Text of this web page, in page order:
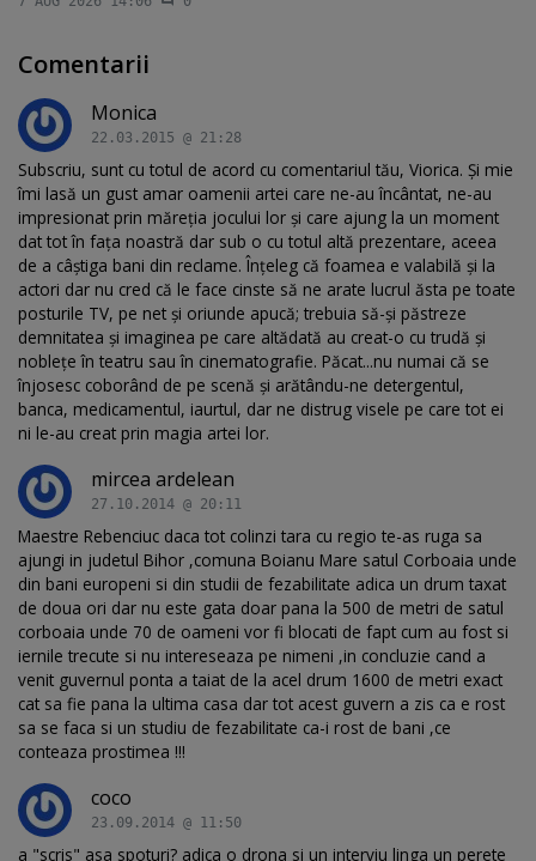
Comentarii
Monica
22.03.2015 @ 21:28
Subscriu, sunt cu totul de acord cu comentariul tău, Viorica. Și mie
îmi lasă un gust amar oamenii artei care ne-au încântat, ne-au
impresionat prin măreția jocului lor și care ajung la un moment
dat tot în fața noastră dar sub o cu totul altă prezentare, aceea
de a câștiga bani din reclame. Înțeleg că foamea e valabilă și la
actori dar nu cred că le face cinste să ne arate lucrul ăsta pe toate
posturile TV, pe net și oriunde apucă; trebuia să-și păstreze
demnitatea și imaginea pe care altădată au creat-o cu trudă și
noblețe în teatru sau în cinematografie. Păcat...nu numai că se
înjosesc coborând de pe scenă și arătându-ne detergentul,
banca, medicamentul, iaurtul, dar ne distrug visele pe care tot ei
ni le-au creat prin magia artei lor.
mircea ardelean
27.10.2014 @ 20:11
Maestre Rebenciuc daca tot colinzi tara cu regio te-as ruga sa
ajungi in judetul Bihor ,comuna Boianu Mare satul Corboaia unde
din bani europeni si din studii de fezabilitate adica un drum taxat
de doua ori dar nu este gata doar pana la 500 de metri de satul
corboaia unde 70 de oameni vor fi blocati de fapt cum au fost si
iernile trecute si nu intereseaza pe nimeni ,in concluzie cand a
venit guvernul ponta a taiat de la acel drum 1600 de metri exact
cat sa fie pana la ultima casa dar tot acest guvern a zis ca e rost
sa se faca si un studiu de fezabilitate ca-i rost de bani ,ce
conteaza prostimea !!!
coco
23.09.2014 @ 11:50
a "scris" asa spoturi? adica o drona si un interviu linga un perete